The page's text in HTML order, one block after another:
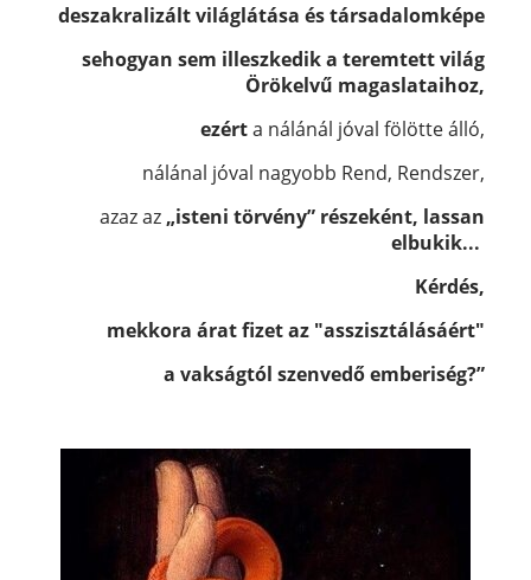
deszakralizált világlátása és társadalomképe
sehogyan sem illeszkedik a teremtett világ
Örökelvű magaslataihoz,
ezérta nálánál jóval fölötte álló,
nálánal jóval nagyobb Rend, Rendszer,
azaz az „isteni törvény” részeként, lassan
elbukik...
Kérdés,
mekkora árat fizet az "asszisztálásáért"
a vakságtól szenvedő emberiség?”